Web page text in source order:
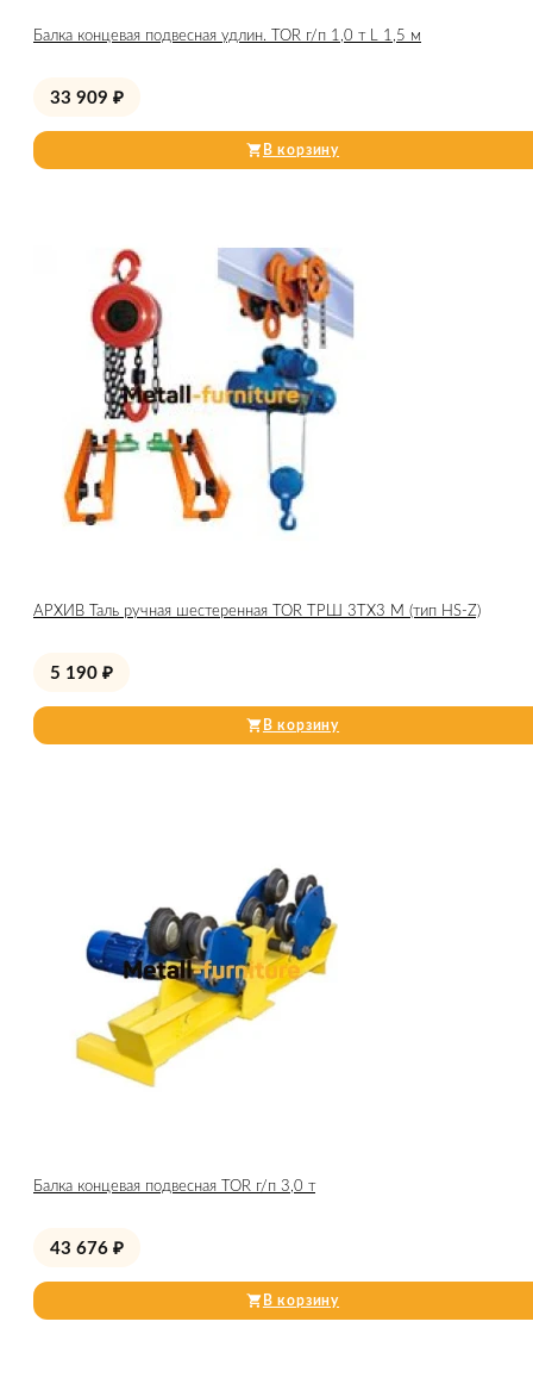
Балка концевая подвесная удлин. TOR г/п 1,0 т L 1,5 м
33 909 ₽
В корзину
АРХИВ Таль ручная шестеренная TOR ТРШ 3ТХ3 М (тип HS-Z)
5 190 ₽
В корзину
Балка концевая подвесная TOR г/п 3,0 т
43 676 ₽
В корзину